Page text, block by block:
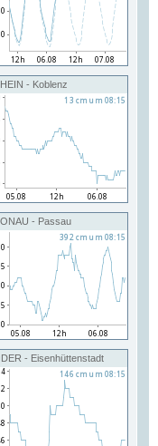
- Koblenz
- Passau
- Eisenhüttenstadt